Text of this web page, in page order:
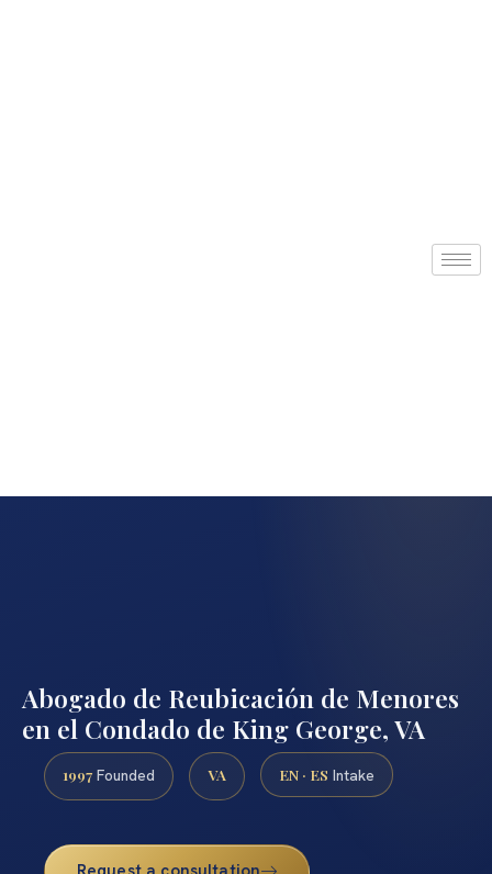
Abogado de Reubicación de Menores
en el Condado de King George, VA
1997 Founded VA EN · ES Intake